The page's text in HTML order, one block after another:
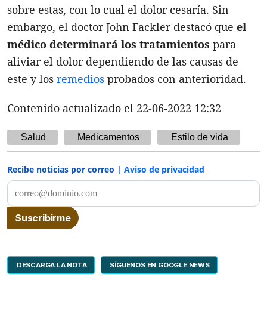
sobre estas, con lo cual el dolor cesaría. Sin
embargo, el doctor John Fackler destacó que el
médico determinará los tratamientos para
aliviar el dolor dependiendo de las causas de
este y los remedios probados con anterioridad.
Contenido actualizado el 22-06-2022 12:32
Salud Medicamentos Estilo de vida
Recibe noticias por correo | Aviso de privacidad
DESCARGA LA NOTA SÍGUENOS EN GOOGLE NEWS